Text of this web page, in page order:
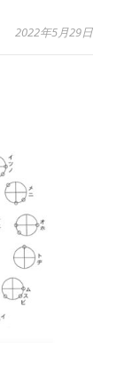
2022年5月29日